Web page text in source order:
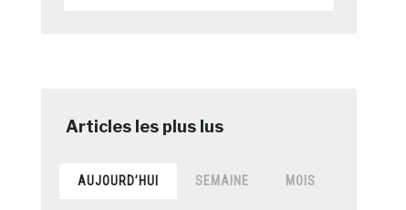
AUJOURD’HUI SEMAINE MOIS